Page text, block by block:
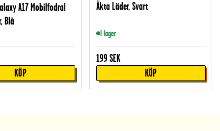
A17 Mobilfodral
Blå
KÖP
Äkta Läder, Svart
I lager
199 SEK
KÖP